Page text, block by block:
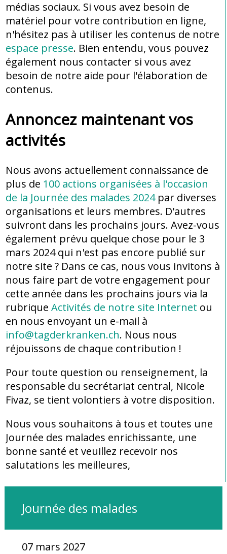
médias sociaux. Si vous avez besoin de
matériel pour votre contribution en ligne,
n'hésitez pas à utiliser les contenus de notre
espace presse. Bien entendu, vous pouvez
également nous contacter si vous avez
besoin de notre aide pour l'élaboration de
contenus.
Annoncez maintenant vos
activités
Nous avons actuellement connaissance de
plus de 100 actions organisées à l'occasion
de la Journée des malades 2024par diverses
organisations et leurs membres. D'autres
suivront dans les prochains jours. Avez-vous
également prévu quelque chose pour le 3
mars 2024 qui n'est pas encore publié sur
notre site ? Dans ce cas, nous vous invitons à
nous faire part de votre engagement pour
cette année dans les prochains jours via la
rubrique Activités de notre site Internet ou
en nous envoyant un e-mail à
info@tagderkranken.ch. Nous nous
réjouissons de chaque contribution !
Pour toute question ou renseignement, la
responsable du secrétariat central, Nicole
Fivaz, se tient volontiers à votre disposition.
Nous vous souhaitons à tous et toutes une
Journée des malades enrichissante, une
bonne santé et veuillez recevoir nos
salutations les meilleures,
Journée des malades
07 mars 2027